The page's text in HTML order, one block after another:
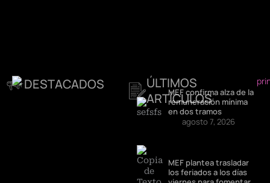
DESTACADOS
ÚLTIMOS
ARTÍCULOS
MEF confirma alza de la
remuneración mínima
en dos tramos
agosto 7, 2026
MEF plantea trasladar
los feriados a los días